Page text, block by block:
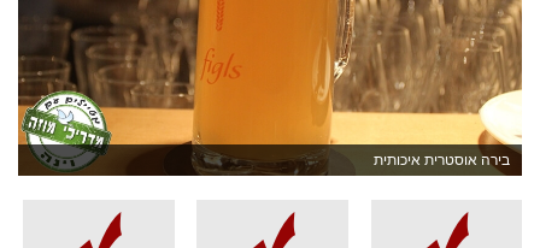
בירה אוסטרית איכותית